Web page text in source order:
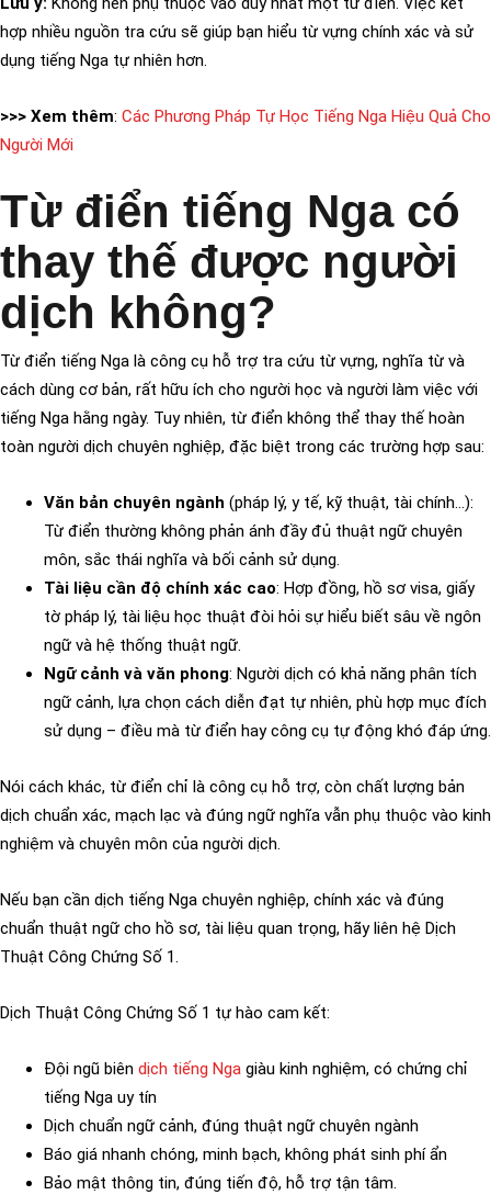
hợp nhiều nguồn tra cứu sẽ giúp bạn hiểu từ vựng chính xác và sử
dụng tiếng Nga tự nhiên hơn.
>>> Xem thêm: Các Phương Pháp Tự Học Tiếng Nga Hiệu Quả Cho
Người Mới
Từ điển tiếng Nga có
thay thế được người
dịch không?
Từ điển tiếng Nga là công cụ hỗ trợ tra cứu từ vựng, nghĩa từ và
cách dùng cơ bản, rất hữu ích cho người học và người làm việc với
tiếng Nga hằng ngày. Tuy nhiên, từ điển không thể thay thế hoàn
toàn người dịch chuyên nghiệp, đặc biệt trong các trường hợp sau:
Văn bản chuyên ngành (pháp lý, y tế, kỹ thuật, tài chính…):
Từ điển thường không phản ánh đầy đủ thuật ngữ chuyên
môn, sắc thái nghĩa và bối cảnh sử dụng.
Tài liệu cần độ chính xác cao: Hợp đồng, hồ sơ visa, giấy
tờ pháp lý, tài liệu học thuật đòi hỏi sự hiểu biết sâu về ngôn
ngữ và hệ thống thuật ngữ.
Ngữ cảnh và văn phong: Người dịch có khả năng phân tích
ngữ cảnh, lựa chọn cách diễn đạt tự nhiên, phù hợp mục đích
sử dụng – điều mà từ điển hay công cụ tự động khó đáp ứng.
Nói cách khác, từ điển chỉ là công cụ hỗ trợ, còn chất lượng bản
dịch chuẩn xác, mạch lạc và đúng ngữ nghĩa vẫn phụ thuộc vào kinh
nghiệm và chuyên môn của người dịch.
Nếu bạn cần dịch tiếng Nga chuyên nghiệp, chính xác và đúng
chuẩn thuật ngữ cho hồ sơ, tài liệu quan trọng, hãy liên hệ Dịch
Thuật Công Chứng Số 1.
Dịch Thuật Công Chứng Số 1 tự hào cam kết:
Đội ngũ biên dịch tiếng Nga giàu kinh nghiệm, có chứng chỉ
tiếng Nga uy tín
Dịch chuẩn ngữ cảnh, đúng thuật ngữ chuyên ngành
Báo giá nhanh chóng, minh bạch, không phát sinh phí ẩn
Bảo mật thông tin, đúng tiến độ, hỗ trợ tận tâm.